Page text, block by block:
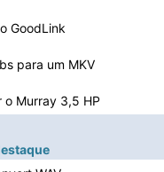
GoodLink
para um MKV
o Murray 3,5 HP